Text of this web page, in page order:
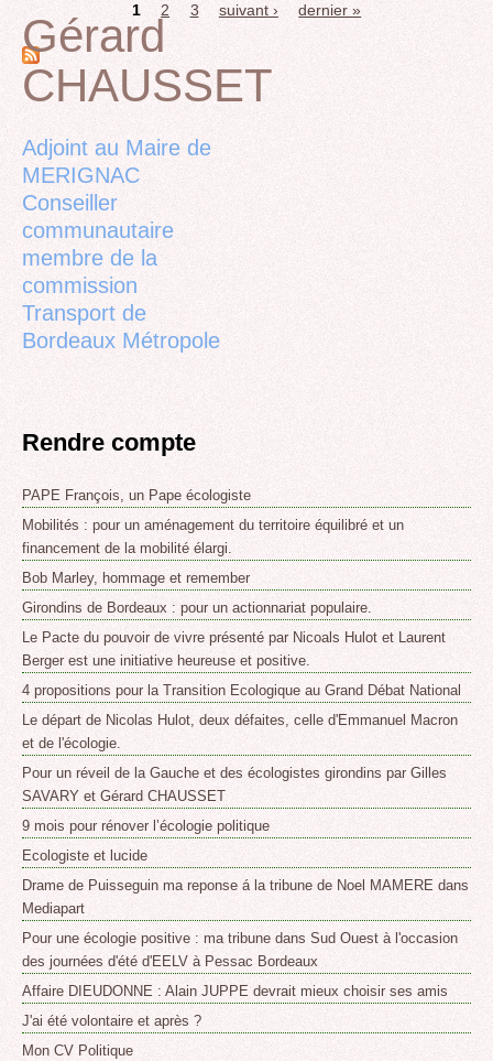
Pages
1 2 3 suivant › dernier »
Back
to
Gérard
CHAUSSET
Adjoint au Maire de
MERIGNAC
Conseiller
communautaire
membre de la
commission
Transport de
Bordeaux Métropole
Rendre compte
PAPE François, un Pape écologiste
Mobilités : pour un aménagement du territoire équilibré et un
financement de la mobilité élargi.
Bob Marley, hommage et remember
Girondins de Bordeaux : pour un actionnariat populaire.
Le Pacte du pouvoir de vivre présenté par Nicoals Hulot et Laurent
Berger est une initiative heureuse et positive.
4 propositions pour la Transition Ecologique au Grand Débat National
Le départ de Nicolas Hulot, deux défaites, celle d'Emmanuel Macron
et de l'écologie.
Pour un réveil de la Gauche et des écologistes girondins par Gilles
SAVARY et Gérard CHAUSSET
9 mois pour rénover l’écologie politique
Ecologiste et lucide
Drame de Puisseguin ma reponse á la tribune de Noel MAMERE dans
Mediapart
Pour une écologie positive : ma tribune dans Sud Ouest à l'occasion
des journées d'été d'EELV à Pessac Bordeaux
Affaire DIEUDONNE : Alain JUPPE devrait mieux choisir ses amis
J'ai été volontaire et après ?
Mon CV Politique